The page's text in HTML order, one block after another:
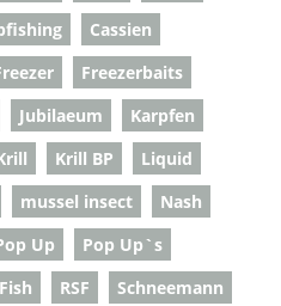
Cassien
Freezerbaits
Jubilaeum
Karpfen
Krill BP
Liquid
mussel insect
Nash
Up
Pop Up`s
RSF
Schneemann